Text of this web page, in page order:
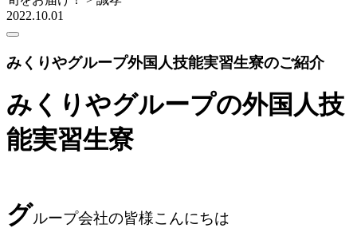
2022.10.01
みくりやグループ外国人技能実習生寮のご紹介
みくりやグループの外国人技
能実習生寮
グループ会社の皆様こんにちは